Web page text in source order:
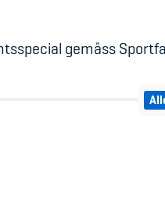
gemäss